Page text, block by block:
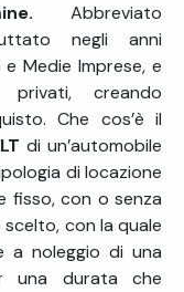
Abbreviato
negli anni
e Medie Imprese, e
creando
Che cos’è il
di un’automobile
di locazione
fisso, con o senza
con la quale
a noleggio di una
una durata che